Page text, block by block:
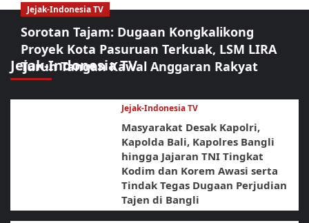
Jejak-Indonesia TV
Jejak-Indonesia TV
Sorotan Tajam: Dugaan Kongkalikong
Proyek Kota Pasuruan Terkuak, LSM LIRA
Turun Tangan Kawal Anggaran Rakyat
Jejak-Indonesia TV
Masyarakat Desak Kapolri,
Kapolda Bali, Kapolres Bangli
hingga Jajaran TNI Tingkat
Kodim dan Korem Awasi serta
Tindak Tegas Dugaan Perjudian
Tajen di Bangli